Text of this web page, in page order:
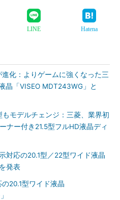
LINE Hatena
化：よりゲームに強くなった三
晶「VISEO MDT243WG」と
もモデルチェンジ：三菱、業界初
ナー付き21.5型フルHD液晶ディ
対応の20.1型／22型ワイド液晶
発表
20.1型ワイド液晶